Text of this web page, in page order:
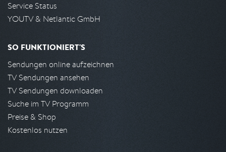
Service Status
YOUTV & Netlantic GmbH
SO FUNKTIONIERT'S
Sendungen online aufzeichnen
TV Sendungen ansehen
TV Sendungen downloaden
Suche im TV Programm
Preise & Shop
Kostenlos nutzen